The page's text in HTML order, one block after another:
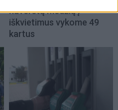
nuverstų medžių į
iškvietimus vykome 49
kartus